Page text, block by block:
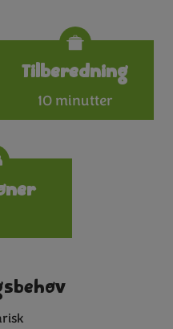
Specifications
Tilberedning
10 minutter